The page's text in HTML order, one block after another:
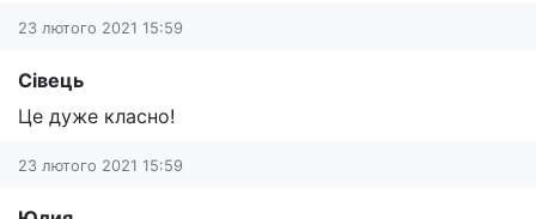
23 лютого 2021 15:59
Сівець
Це дуже класно!
23 лютого 2021 15:59